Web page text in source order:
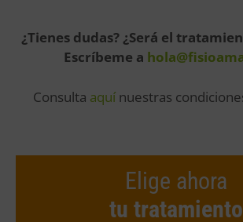
¿Tienes dudas? ¿Será el
Escríbeme a
Consulta aquínuestras
Elige ahora
tu tratamiento